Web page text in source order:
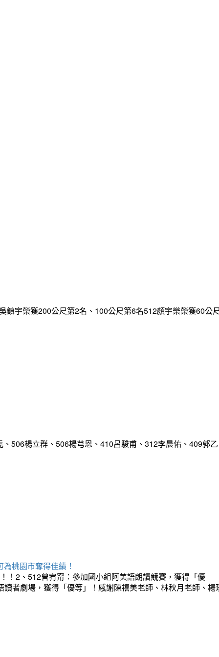
鎮宇榮獲200公尺第2名、100公尺第6名512顏宇樂榮獲60公
506楊立群、506楊芎恩、410呂駿甫、312李晨佑、409郭乙
桃園市奪得佳績！
！2、512曾宥甯：參加國小組阿美語朗讀競賽，獲得「優
者劇場，獲得「優等」！感謝陳禧美老師、林秋月老師、楊